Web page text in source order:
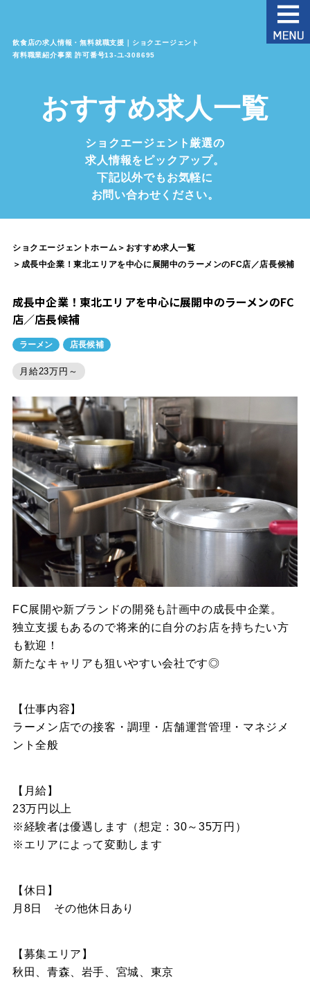
飲食店の求人情報・無料就職支援｜ショクエージェント
有料職業紹介事業 許可番号13‐ユ‐308695
おすすめ求人一覧
ショクエージェント厳選の
求人情報をピックアップ。
下記以外でもお気軽に
お問い合わせください。
ショクエージェントホーム ＞ おすすめ求人一覧
＞ 成長中企業！東北エリアを中心に展開中のラーメンのFC店／店長候補
成長中企業！東北エリアを中心に展開中のラーメンのFC
店／店長候補
ラーメン 店長候補
月給23万円～
FC展開や新ブランドの開発も計画中の成長中企業。
独立支援もあるので将来的に自分のお店を持ちたい方
も歓迎！
新たなキャリアも狙いやすい会社です◎
【仕事内容】
ラーメン店での接客・調理・店舗運営管理・マネジメ
ント全般
【月給】
23万円以上
※経験者は優遇します（想定：30～35万円）
※エリアによって変動します
【休日】
月8日 その他休日あり
【募集エリア】
秋田、青森、岩手、宮城、東京